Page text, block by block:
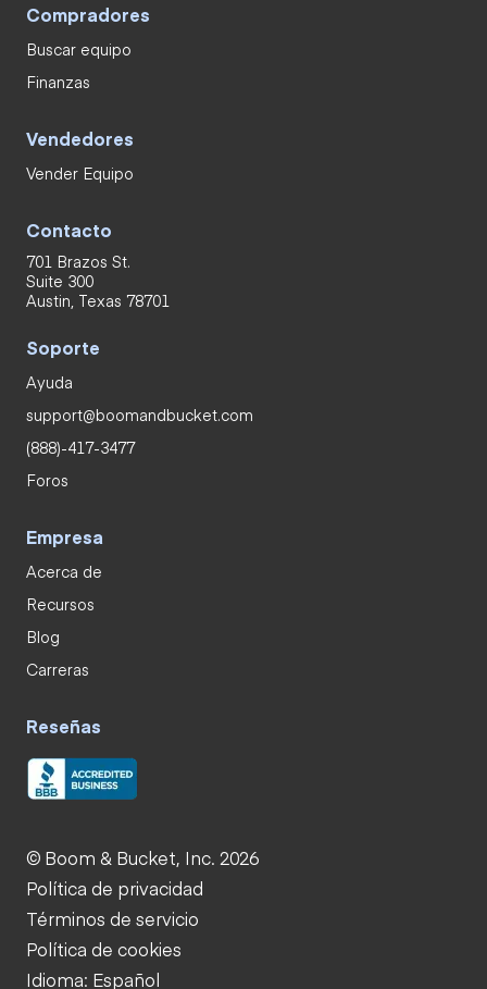
Compradores
Buscar equipo
Finanzas
Vendedores
Vender Equipo
Contacto
701 Brazos St.
Suite 300
Austin, Texas 78701
Soporte
Ayuda
support@boomandbucket.com
(888)-417-3477
Foros
Empresa
Acerca de
Recursos
Blog
Carreras
Reseñas
© Boom & Bucket, Inc. 2026
Política de privacidad
Términos de servicio
Política de cookies
Idioma: Español